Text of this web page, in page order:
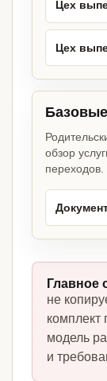
Цех
Цех
обзор
переходов.
Главное
не
комплект
модель
и